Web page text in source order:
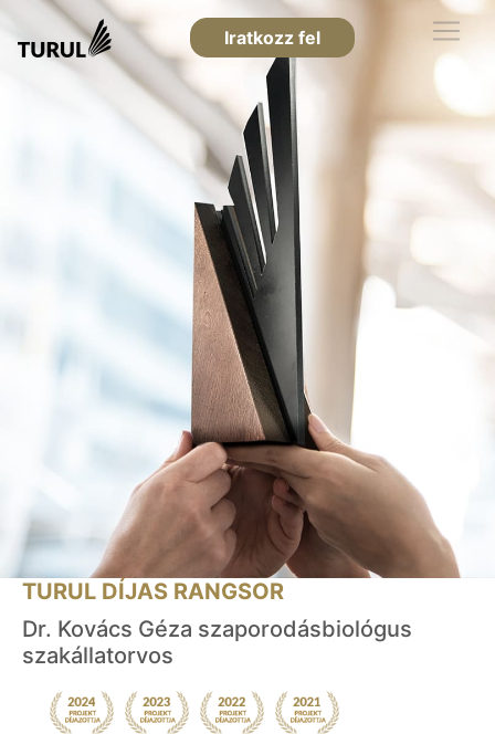
Iratkozz fel
TURUL DÍJAS RANGSOR
Dr. Kovács Géza szaporodásbiológus
szakállatorvos